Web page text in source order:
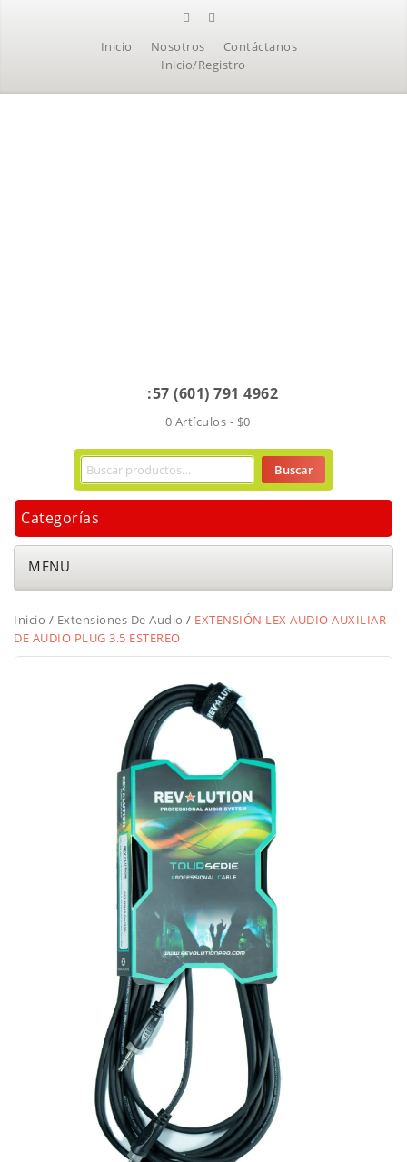
Inicio Nosotros
Contáctanos
Inicio/Registro
:57 (601) 791 4962
0 Artículos - $0
Buscar
Categorías
MENU
Inicio / Extensiones De Audio / EXTENSIÓN LEX AUDIO AUXILIAR
DE AUDIO PLUG 3.5 ESTEREO